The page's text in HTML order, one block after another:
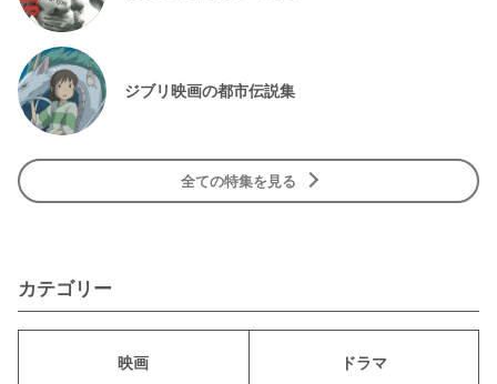
ジブリ映画の都市伝説集
全ての特集を見る
カテゴリー
映画 ドラマ